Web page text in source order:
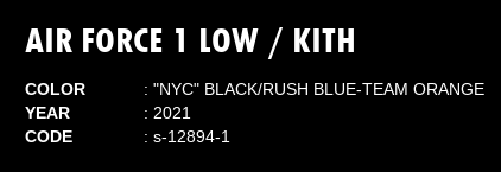
AIR FORCE 1 LOW / KITH
COLOR
"NYC" BLACK/RUSH BLUE-TEAM ORANGE
YEAR
2021
CODE
s-12894-1